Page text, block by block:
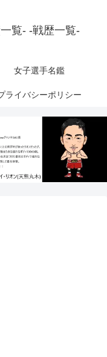
覧- -戦歴一覧-
女子選手名鑑
ライバシーポリシー